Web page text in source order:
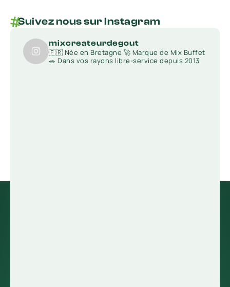
Suivez nous sur Instagram
mixcreateurdegout
🇫🇷 Née en Bretagne 🚀 Marque de Mix Buffet
🥗 Dans vos rayons libre-service depuis 2013